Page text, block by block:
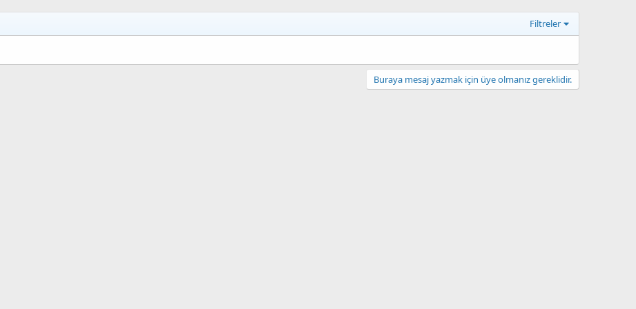
Filtreler
Buraya mesaj yazmak için üye olmanız gereklidir.